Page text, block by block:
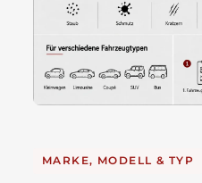
MARKE, MODELL & TYP